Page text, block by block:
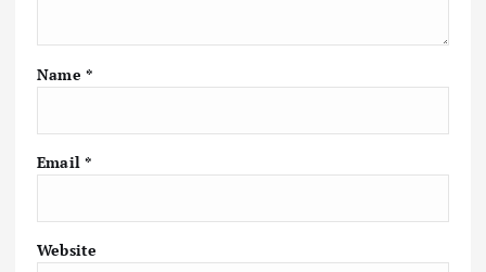
Name *
Email *
Website